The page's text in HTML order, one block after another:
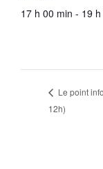
17 h 00 min - 19
Le point
12h)